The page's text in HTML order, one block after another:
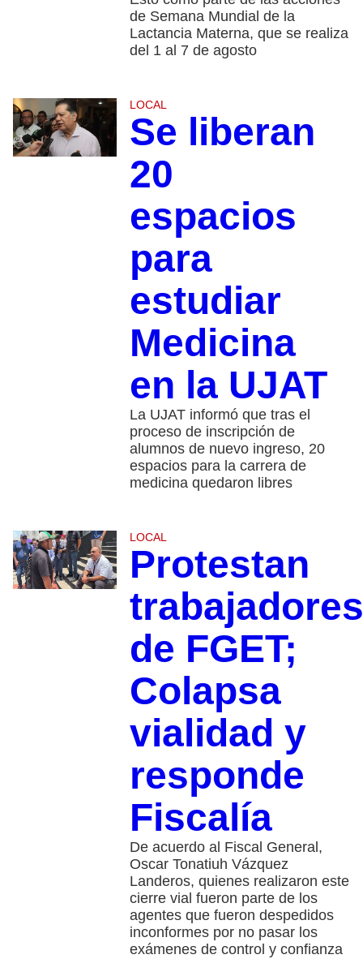
de Semana Mundial de la
Lactancia Materna, que se realiza
del 1 al 7 de agosto
LOCAL
Se liberan
20
espacios
para
estudiar
Medicina
en la UJAT
La UJAT informó que tras el
proceso de inscripción de
alumnos de nuevo ingreso, 20
espacios para la carrera de
medicina quedaron libres
LOCAL
Protestan
trabajadores
de FGET;
Colapsa
vialidad y
responde
Fiscalía
De acuerdo al Fiscal General,
Oscar Tonatiuh Vázquez
Landeros, quienes realizaron este
cierre vial fueron parte de los
agentes que fueron despedidos
inconformes por no pasar los
exámenes de control y confianza